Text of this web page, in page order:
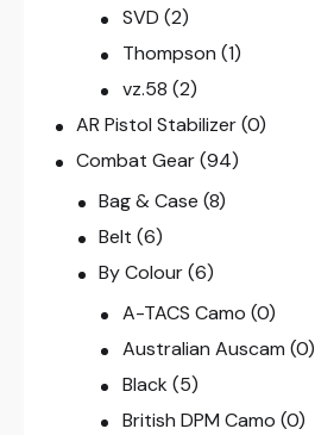
SVD (2)
Thompson (1)
vz.58 (2)
AR Pistol Stabilizer(0)
Combat Gear(94)
Bag & Case (8)
Belt (6)
By Colour (6)
A-TACS Camo (0)
Australian Auscam (0)
Black (5)
British DPM Camo (0)